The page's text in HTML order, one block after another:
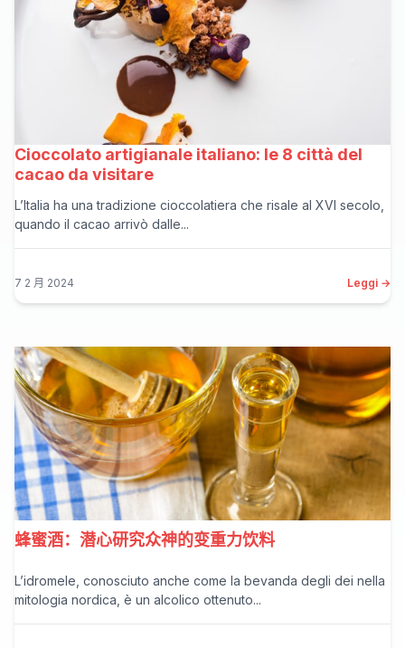
Cioccolato artigianale italiano: le 8 città del
cacao da visitare
L’Italia ha una tradizione cioccolatiera che risale al XVI secolo,
quando il cacao arrivò dalle...
7 2 月 2024 Leggi →
蜂蜜酒：潜心研究众神的变重力饮料
L’idromele, conosciuto anche come la bevanda degli dei nella
mitologia nordica, è un alcolico ottenuto...